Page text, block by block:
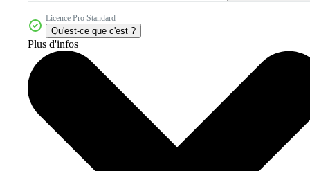
Licence Pro Standard
Qu'est-ce que c'est ?
Plus d'infos